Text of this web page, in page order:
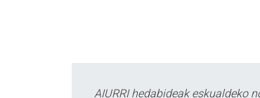
AIURRI hedabideak eskualdeko